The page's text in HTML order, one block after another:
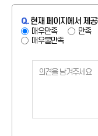
Q.현재 페이지에서 제
매우만족 만족
매우불만족